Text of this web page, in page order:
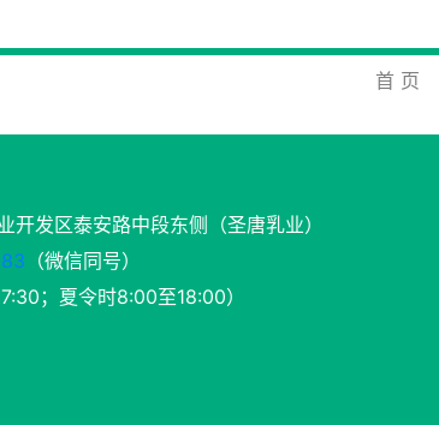
首 页
发区泰安路中段东侧（圣唐乳业）
（微信同号）
；夏令时8:00至18:00）